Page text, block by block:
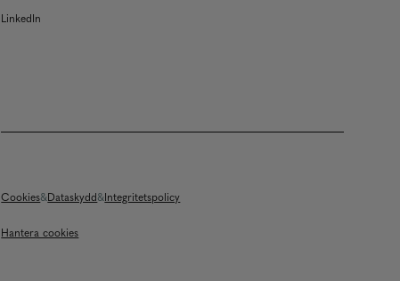
LinkedIn
Cookies Dataskydd Integritetspolicy
Hantera cookies